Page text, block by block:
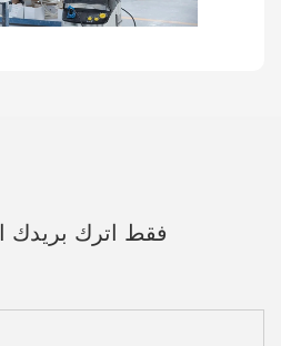
فقط اترك بريدك